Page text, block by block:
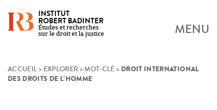
Skip
INSTITUT
ROBERT BADINTER
Études et recherches
sur le droit et la justice
MENU
ACCUEIL > EXPLORER >MOT-CLÉ > DROIT INTERNATIONAL
DES DROITS DE L'HOMME